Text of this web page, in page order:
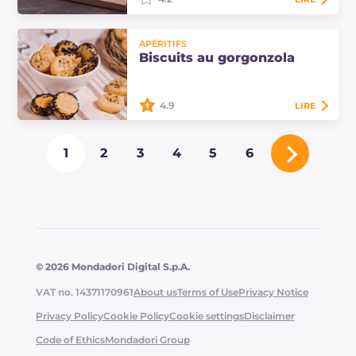
délicieux petits morceaux
aromatisés avec la célèbre épice
APÉRITIFS
Biscuits au gorgonzola
Les biscuits au gorgonzola sont de
délicieux sablés salés au goût
prononcé, idéaux comme apéritif,
4.9 LIRE
1 2 3 4 5 6
© 2026 Mondadori Digital S.p.A.
VAT no. 14371170961About usTerms of UsePrivacy Notice
Privacy PolicyCookie PolicyCookie settingsDisclaimer
Code of EthicsMondadori Group